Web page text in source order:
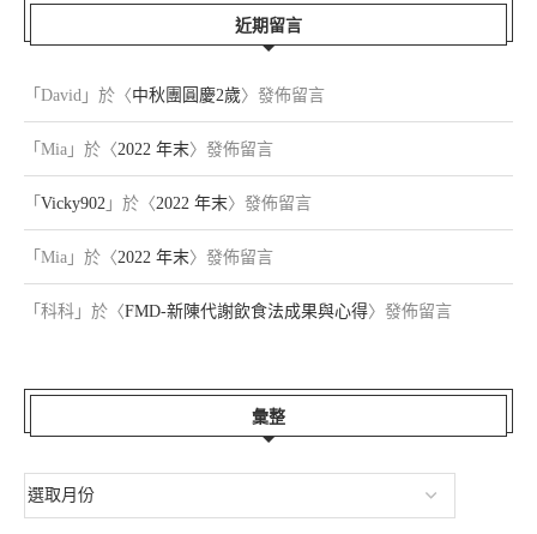
近期留言
「 David 」於〈中秋團圓慶2歲〉發佈留言
「 Mia 」於〈2022 年末〉發佈留言
「 Vicky902 」於〈2022 年末〉發佈留言
「 Mia 」於〈2022 年末〉發佈留言
「 科科 」於〈FMD-新陳代謝飲食法成果與心得〉發佈留言
彙整